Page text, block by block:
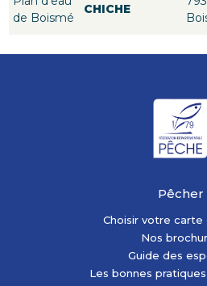
de Boismé
CHICHE
Pêcher
Choisir votre carte
Nos
Guide des
Les bonnes